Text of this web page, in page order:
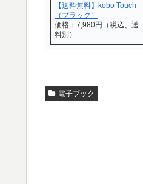
【送料無料】kobo Touch
（ブラック）
価格：7,980円（税込、送
料別）
電子ブック